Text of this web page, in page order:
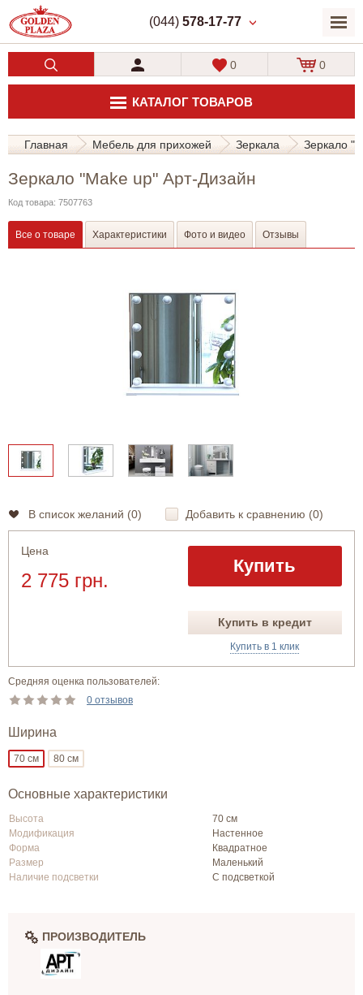
(044) 578-17-77
КАТАЛОГ ТОВАРОВ
0 0
Главная Мебель для прихожей Зеркала Зеркало
Зеркало "Make up" Арт-Дизайн
Код товара: 7507763
Все о товаре Характеристики Фото и видео Отзывы
В список желаний (0) Добавить к сравнению (0)
Цена
2 775 грн.
Купить
Купить в кредит
Купить в 1 клик
Средняя оценка пользователей:
0 отзывов
Ширина
70 см 80 см
Основные характеристики
Высота
70 см
Модификация
Настенное
Форма
Квадратное
Размер
Маленький
Наличие подсветки
С подсветкой
ПРОИЗВОДИТЕЛЬ